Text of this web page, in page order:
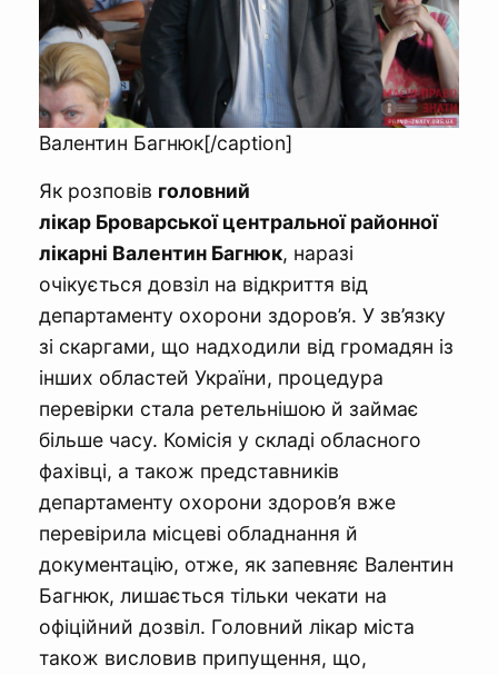
Валентин Багнюк[/caption]
Як розповів головний
лікар Броварської центральної районної
лікарні Валентин Багнюк, наразі
очікується довзіл на відкриття від
департаменту охорони здоров’я. У зв’язку
зі скаргами, що надходили від громадян із
інших областей України, процедура
перевірки стала ретельнішою й займає
більше часу. Комісія у складі обласного
фахівці, а також представників
департаменту охорони здоров’я вже
перевірила місцеві обладнання й
документацію, отже, як запевняє Валентин
Багнюк, лишається тільки чекати на
офіційний дозвіл. Головний лікар міста
також висловив припущення, що,